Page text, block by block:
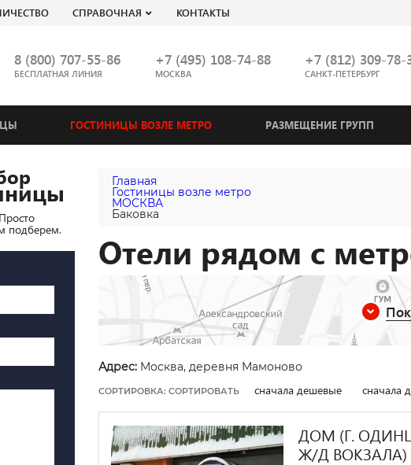
СПРАВОЧНАЯ КОНТАКТЫ
8 (800) 707-55-86
БЕСПЛАТНАЯ ЛИНИЯ
+7 (495) 108-74-88
МОСКВА
+7 (812) 309-78-
САНКТ-ПЕТЕРБУРГ
ГОСТИНИЦЫ ВОЗЛЕ МЕТРО РАЗМЕЩЕНИЕ ГРУПП
Главная
Гостиницы возле метро
МОСКВА
Баковка
Отели рядом с
Адрес:Москва, деревня Мамоново
СОРТИРОВКА: СОРТИРОВАТЬ сначала дешевые сначала
ДОМ (Г.
Ж/Д ВОКЗАЛА)
подберем.